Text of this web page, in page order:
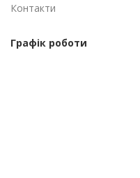
Контакти
Графік роботи